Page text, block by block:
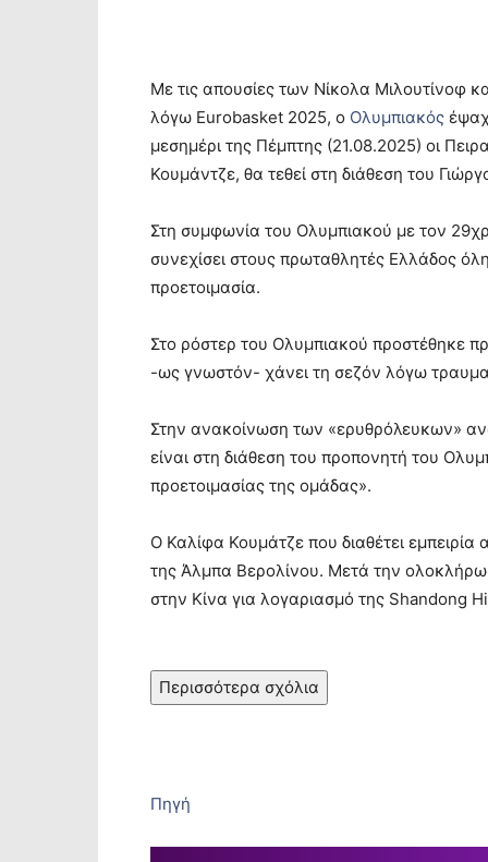
Με τις απουσίες των Νίκολα Μιλουτίνοφ
λόγω Eurobasket 2025, ο Ολυμπιακός
μεσημέρι της Πέμπτης (21.08.2025) οι
Κουμάντζε, θα τεθεί στη διάθεση του
Στη συμφωνία του Ολυμπιακού με τον
συνεχίσει στους πρωταθλητές Ελλάδος
προετοιμασία.
Στο ρόστερ του Ολυμπιακού
-ως γνωστόν- χάνει τη σεζόν λόγω
Στην ανακοίνωση των «ερυθρόλευκων»
είναι στη διάθεση του προπονητή του
προετοιμασίας της ομάδας».
O Καλίφα Κουμάτζε που διαθέτει
της Άλμπα Βερολίνου. Μετά την
στην Κίνα για λογαριασμό της Shandong
Περισσότερα σχόλια
Πηγή